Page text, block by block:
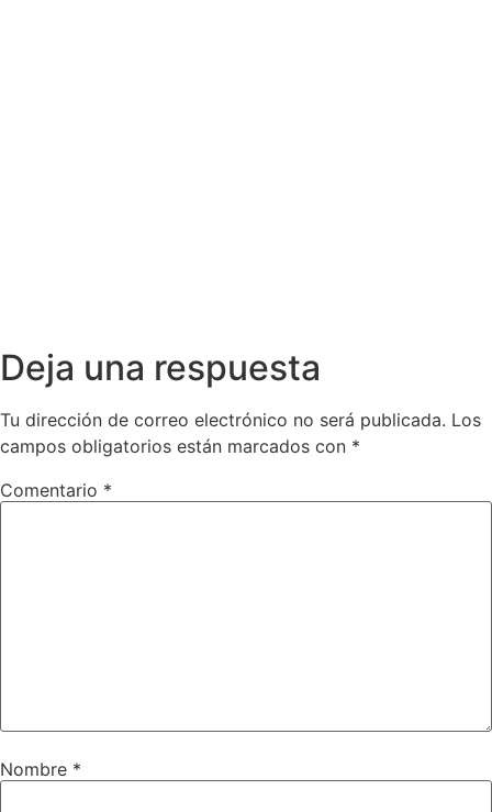
Deja una respuesta
Tu dirección de correo electrónico no será publicada. Los
campos obligatorios están marcados con *
Comentario *
Nombre *